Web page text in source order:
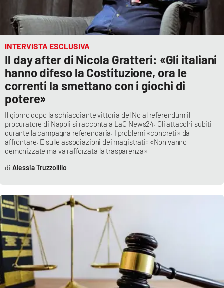
Buona Sanità Calabria
LA
CALABRIAVISIONE
Destinazioni
Eventi
Food
Storie
LAC
NETWORK
Lacplay.it
Lactv.it
Laconair.it
INTERVISTA ESCLUSIVA
Il day after di Nicola Gratteri: «Gli italiani
hanno difeso la Costituzione, ora le
correnti la smettano con i giochi di
potere»
Il giorno dopo la schiacciante vittoria del No al referendum il
procuratore di Napoli si racconta a LaC News24. Gli attacchi subiti
durante la campagna referendaria. I problemi «concreti» da
affrontare. E sulle associazioni dei magistrati: «Non vanno
demonizzate ma va rafforzata la trasparenza»
Alessia Truzzolillo